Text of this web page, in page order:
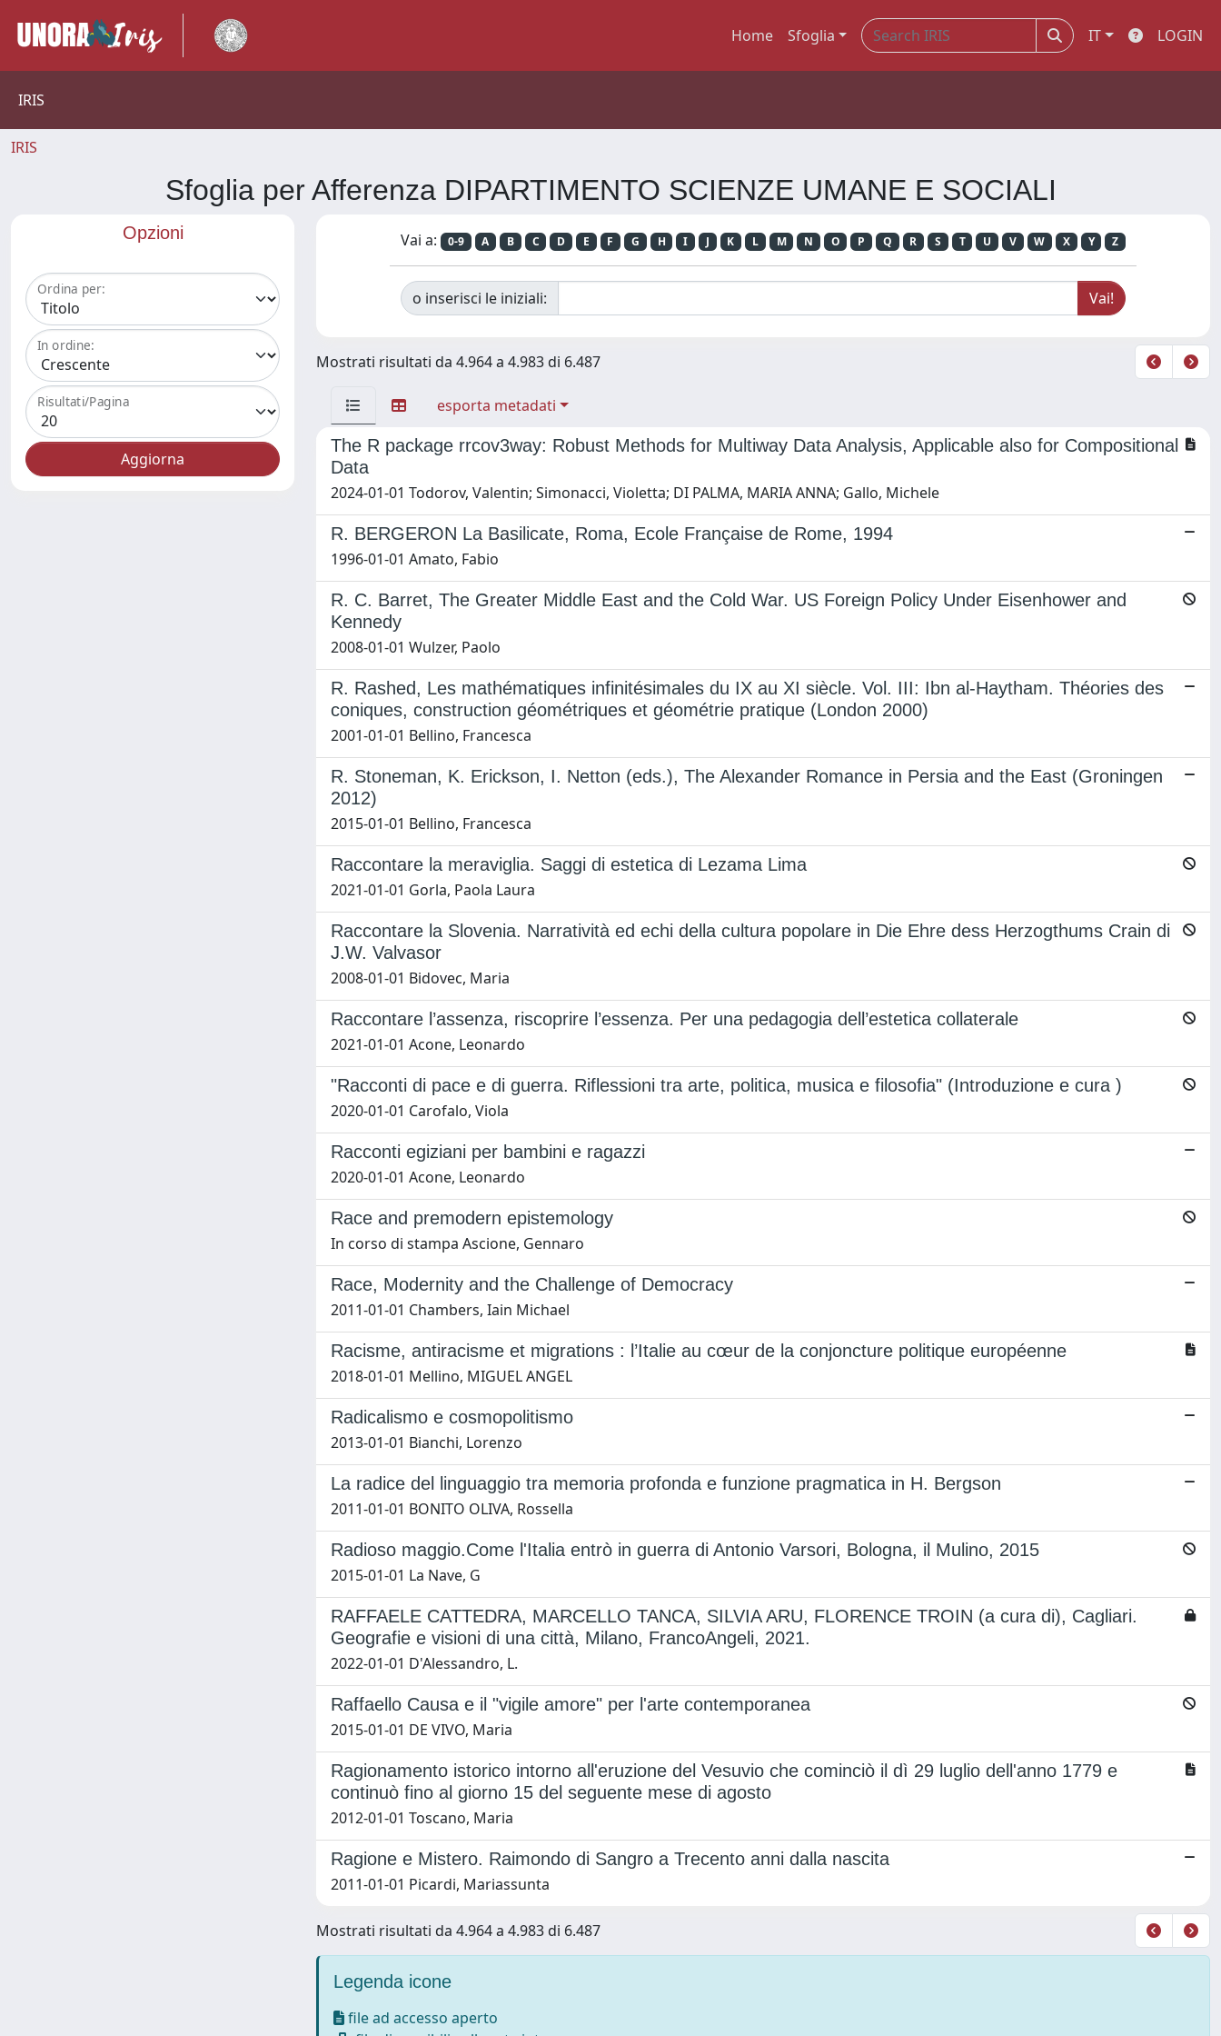
Home Sfoglia IT LOGIN
IRIS
IRIS
Sfoglia per Afferenza DIPARTIMENTO SCIENZE UMANE E SOCIALI
Opzioni
Ordina per:
In ordine:
Risultati/Pagina
Vai a: 0-9 A B C D E F G H I J K L M N O P Q R S T U V W X Y Z
o inserisci le iniziali:
Mostrati risultati da 4.964 a 4.983 di 6.487
esporta metadati
The R package rrcov3way: Robust Methods for Multiway Data Analysis, Applicable also for Compositional
Data
2024-01-01 Todorov, Valentin; Simonacci, Violetta; DI PALMA, MARIA ANNA; Gallo, Michele
R. BERGERON La Basilicate, Roma, Ecole Française de Rome, 1994
1996-01-01 Amato, Fabio
R. C. Barret, The Greater Middle East and the Cold War. US Foreign Policy Under Eisenhower and
Kennedy
2008-01-01 Wulzer, Paolo
R. Rashed, Les mathématiques infinitésimales du IX au XI siècle. Vol. III: Ibn al-Haytham. Théories des
coniques, construction géométriques et géométrie pratique (London 2000)
2001-01-01 Bellino, Francesca
R. Stoneman, K. Erickson, I. Netton (eds.), The Alexander Romance in Persia and the East (Groningen
2012)
2015-01-01 Bellino, Francesca
Raccontare la meraviglia. Saggi di estetica di Lezama Lima
2021-01-01 Gorla, Paola Laura
Raccontare la Slovenia. Narratività ed echi della cultura popolare in Die Ehre dess Herzogthums Crain di
J.W. Valvasor
2008-01-01 Bidovec, Maria
Raccontare l’assenza, riscoprire l’essenza. Per una pedagogia dell’estetica collaterale
2021-01-01 Acone, Leonardo
"Racconti di pace e di guerra. Riflessioni tra arte, politica, musica e filosofia" (Introduzione e cura )
2020-01-01 Carofalo, Viola
Racconti egiziani per bambini e ragazzi
2020-01-01 Acone, Leonardo
Race and premodern epistemology
In corso di stampa Ascione, Gennaro
Race, Modernity and the Challenge of Democracy
2011-01-01 Chambers, Iain Michael
Racisme, antiracisme et migrations : l’Italie au cœur de la conjoncture politique européenne
2018-01-01 Mellino, MIGUEL ANGEL
Radicalismo e cosmopolitismo
2013-01-01 Bianchi, Lorenzo
La radice del linguaggio tra memoria profonda e funzione pragmatica in H. Bergson
2011-01-01 BONITO OLIVA, Rossella
Radioso maggio.Come l'Italia entrò in guerra di Antonio Varsori, Bologna, il Mulino, 2015
2015-01-01 La Nave, G
RAFFAELE CATTEDRA, MARCELLO TANCA, SILVIA ARU, FLORENCE TROIN (a cura di), Cagliari.
Geografie e visioni di una città, Milano, FrancoAngeli, 2021.
2022-01-01 D'Alessandro, L.
Raffaello Causa e il "vigile amore" per l'arte contemporanea
2015-01-01 DE VIVO, Maria
Ragionamento istorico intorno all'eruzione del Vesuvio che cominciò il dì 29 luglio dell'anno 1779 e
continuò fino al giorno 15 del seguente mese di agosto
2012-01-01 Toscano, Maria
Ragione e Mistero. Raimondo di Sangro a Trecento anni dalla nascita
2011-01-01 Picardi, Mariassunta
Mostrati risultati da 4.964 a 4.983 di 6.487
Legenda icone
file ad accesso aperto